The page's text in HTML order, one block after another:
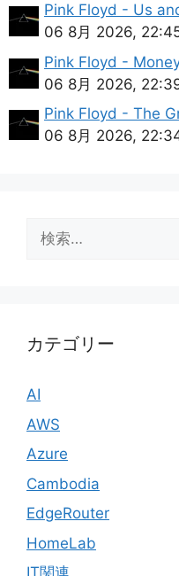
Pink Floyd - Us
06 8月 2026,
Pink Floyd -
06 8月 2026,
Pink Floyd - The
06 8月 2026,
索:
カテゴリー
AI
AWS
Azure
Cambodia
EdgeRouter
HomeLab
IT関連